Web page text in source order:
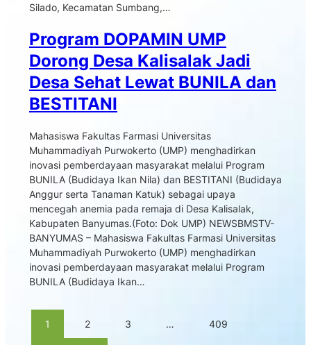
Silado, Kecamatan Sumbang,…
Program DOPAMIN UMP
Dorong Desa Kalisalak Jadi
Desa Sehat Lewat BUNILA dan
BESTITANI
Mahasiswa Fakultas Farmasi Universitas
Muhammadiyah Purwokerto (UMP) menghadirkan
inovasi pemberdayaan masyarakat melalui Program
BUNILA (Budidaya Ikan Nila) dan BESTITANI (Budidaya
Anggur serta Tanaman Katuk) sebagai upaya
mencegah anemia pada remaja di Desa Kalisalak,
Kabupaten Banyumas.(Foto: Dok UMP) NEWSBMSTV-
BANYUMAS – Mahasiswa Fakultas Farmasi Universitas
Muhammadiyah Purwokerto (UMP) menghadirkan
inovasi pemberdayaan masyarakat melalui Program
BUNILA (Budidaya Ikan…
1 2 3 … 409